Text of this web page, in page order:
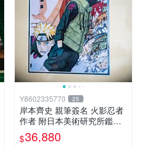
Y8602335770 25
岸本齊史 親筆簽名 火影忍者
作者 附日本美術研究所鑑定
證明書 卡卡西 培英 鳴人 非
佐助 GEM Tsume 曉
$36,880